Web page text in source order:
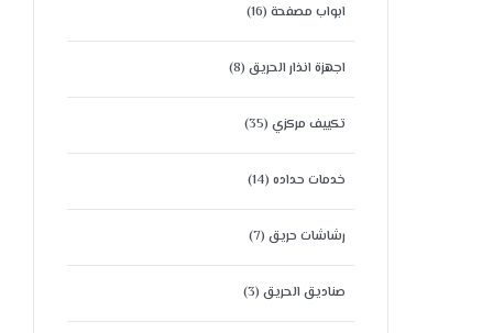
ابواب مصفحة (16)
اجهزة انذار الحريق (8)
تكييف مركزي (35)
خدمات حداده (14)
رشاشات حريق (7)
صناديق الحريق (3)